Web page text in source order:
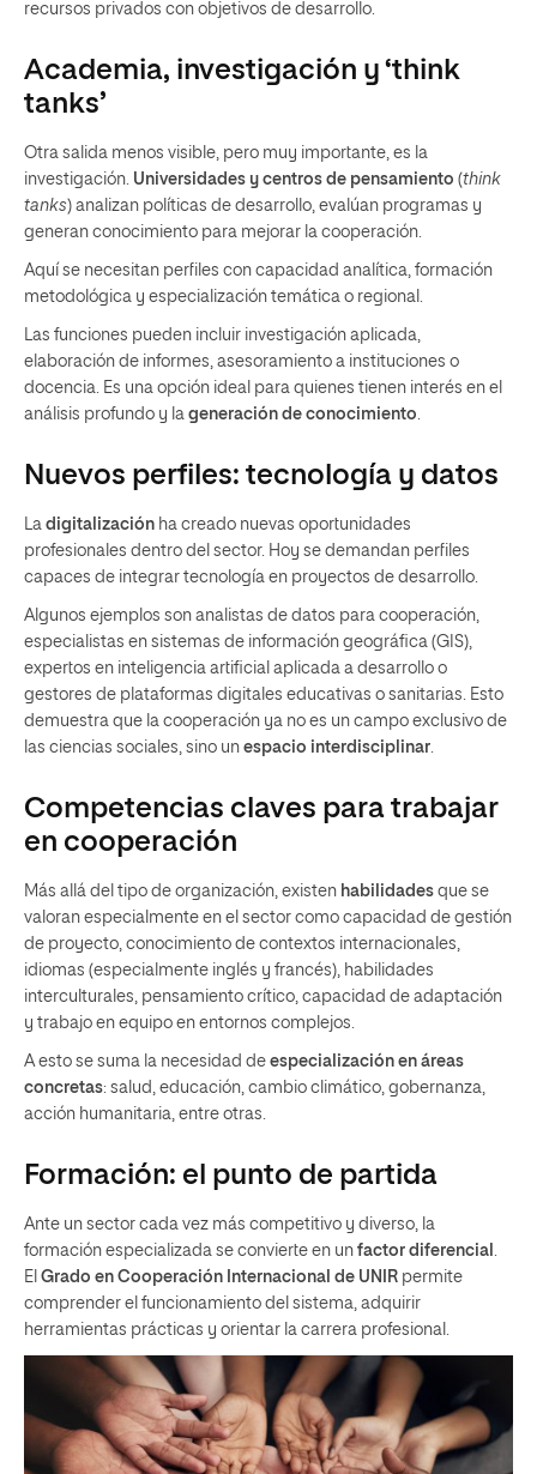
recursos privados con objetivos de desarrollo.
Academia, investigación y ‘think
tanks’
Otra salida menos visible, pero muy importante, es la
investigación. Universidades y centros de pensamiento (think
tanks) analizan políticas de desarrollo, evalúan programas y
generan conocimiento para mejorar la cooperación.
Aquí se necesitan perfiles con capacidad analítica, formación
metodológica y especialización temática o regional.
Las funciones pueden incluir investigación aplicada,
elaboración de informes, asesoramiento a instituciones o
docencia. Es una opción ideal para quienes tienen interés en el
análisis profundo y la generación de conocimiento.
Nuevos perfiles: tecnología y datos
La digitalización ha creado nuevas oportunidades
profesionales dentro del sector. Hoy se demandan perfiles
capaces de integrar tecnología en proyectos de desarrollo.
Algunos ejemplos son analistas de datos para cooperación,
especialistas en sistemas de información geográfica (GIS),
expertos en inteligencia artificial aplicada a desarrollo o
gestores de plataformas digitales educativas o sanitarias. Esto
demuestra que la cooperación ya no es un campo exclusivo de
las ciencias sociales, sino un espacio interdisciplinar.
Competencias claves para trabajar
en cooperación
Más allá del tipo de organización, existen habilidades que se
valoran especialmente en el sector como capacidad de gestión
de proyecto, conocimiento de contextos internacionales,
idiomas (especialmente inglés y francés), habilidades
interculturales, pensamiento crítico, capacidad de adaptación
y trabajo en equipo en entornos complejos.
A esto se suma la necesidad de especialización en áreas
concretas: salud, educación, cambio climático, gobernanza,
acción humanitaria, entre otras.
Formación: el punto de partida
Ante un sector cada vez más competitivo y diverso, la
formación especializada se convierte en un factor diferencial .
El Grado en Cooperación Internacional de UNIR permite
comprender el funcionamiento del sistema, adquirir
herramientas prácticas y orientar la carrera profesional.